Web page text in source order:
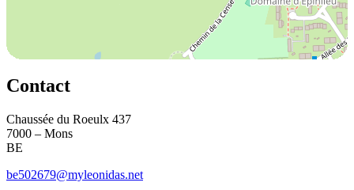
Contact
Chaussée du Roeulx 437
7000 – Mons
BE
be502679@myleonidas.net